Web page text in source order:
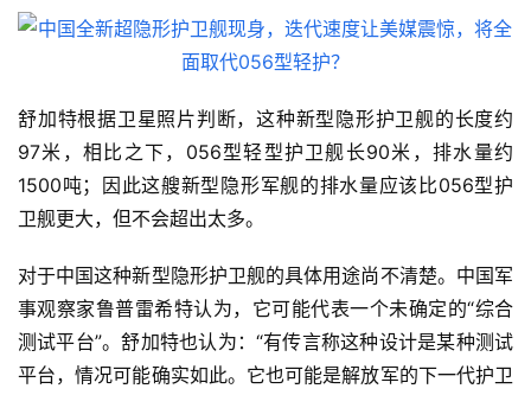
舒加特根据卫星照片判断，这种新型隐形护卫舰的长度约
97米，相比之下，056型轻型护卫舰长90米，排水量约
1500吨；因此这艘新型隐形军舰的排水量应该比056型护
卫舰更大，但不会超出太多。
对于中国这种新型隐形护卫舰的具体用途尚不清楚。中国军
事观察家鲁普雷希特认为，它可能代表一个未确定的“综合
测试平台”。舒加特也认为：“有传言称这种设计是某种测试
平台，情况可能确实如此。它也可能是解放军的下一代护卫